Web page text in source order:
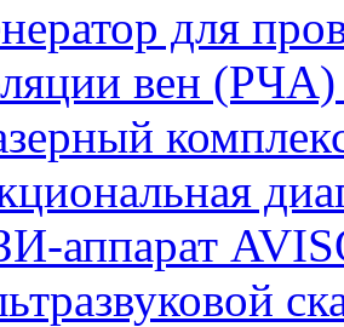
для
вен
аппарат